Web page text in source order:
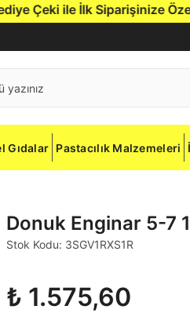
Çeki ile İlk Siparişinize Özel
Gıdalar Pastacılık Malzemeleri
Donuk Enginar 5-7
Stok Kodu: 3SGV1RXS1R
₺ 1.575,60